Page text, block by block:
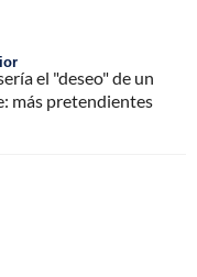
el "deseo" de un
más pretendientes